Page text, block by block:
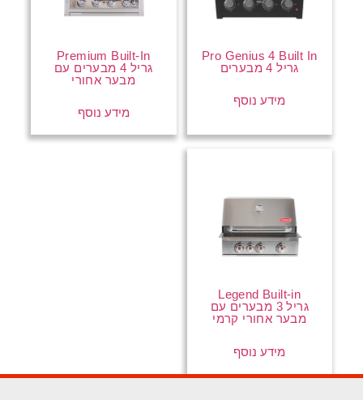
Pro Genius 4 Built In
גריל 4 מבערים
מידע נוסף
Premium Built-In
גריל 4 מבערים עם
מבער אחורי
מידע נוסף
Legend Built-in
גריל 3 מבערים עם
מבער אחורי קרמי
מידע נוסף